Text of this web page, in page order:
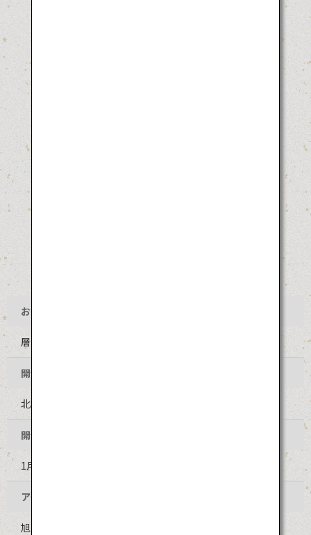
お祭り名
層雲峡 氷瀑（ひょうばく）まつり
開催地
北海道上川郡上川町層雲峡
開催時期
1月下旬から3月中旬
アクセス
旭川空港からＪＲ石北本線・路線バス乗継 3時間30分